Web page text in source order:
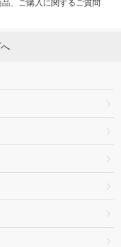
、ご購入に関するご質問